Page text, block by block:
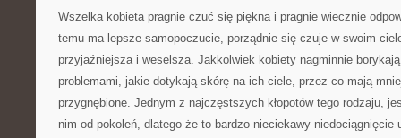
Wszelka kobieta pragnie czuć się piękna i pragnie wiecznie
temu ma lepsze samopoczucie, porządnie się czuje w swoim
przyjaźniejsza i weselsza. Jakkolwiek kobiety nagminnie
problemami, jakie dotykają skórę na ich ciele, przez co mają
przygnębione. Jednym z najczęstszych kłopotów tego rodzaju,
nim od pokoleń, dlatego że to bardzo nieciekawy